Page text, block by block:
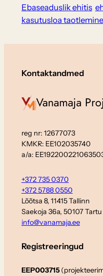
Ebaseaduslik ehitis
kasutusloa taotlemine
Kontaktandmed
Vanamaja
reg nr: 12677073
KMKR: EE102035740
a/a:
+372 735 0370
+372 5788 0550
Lõõtsa 8, 11415 Tallinn
Saekoja 36a, 50107 Tartu
info@vanamaja.ee
Registreeringud
EEP003715